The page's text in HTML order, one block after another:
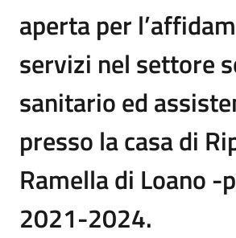
aperta per
servizi nel settore
sanitario ed
presso la casa di
Ramella di Loano -
2021-2024.